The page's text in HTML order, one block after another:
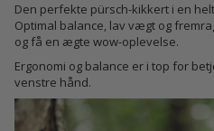
Den perfekte pürsch-kikkert i en
Optimal balance, lav vægt og
og få en ægte wow-oplevelse.
Ergonomi og balance er i top for
venstre hånd.